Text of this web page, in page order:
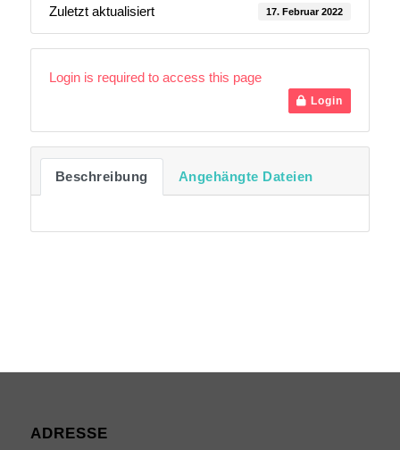
Zuletzt aktualisiert 17. Februar 2022
Login is required to access this page
Login
Beschreibung Angehängte Dateien
ADRESSE